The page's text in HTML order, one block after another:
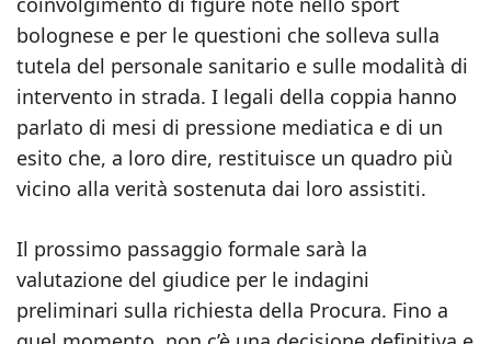
bolognese e per le questioni che solleva sulla
tutela del personale sanitario e sulle modalità di
intervento in strada. I legali della coppia hanno
parlato di mesi di pressione mediatica e di un
esito che, a loro dire, restituisce un quadro più
vicino alla verità sostenuta dai loro assistiti.
Il prossimo passaggio formale sarà la
valutazione del giudice per le indagini
preliminari sulla richiesta della Procura. Fino a